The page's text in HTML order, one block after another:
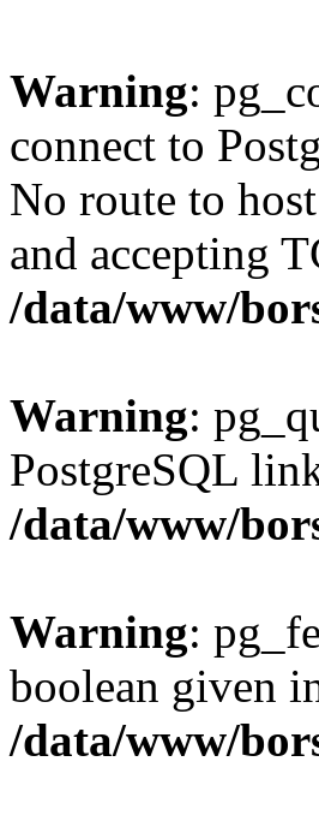
Warning:
connect to
No route to
and accepting
/data/www/
Warning:
PostgreSQL
/data/www/
Warning:
boolean given
/data/www/